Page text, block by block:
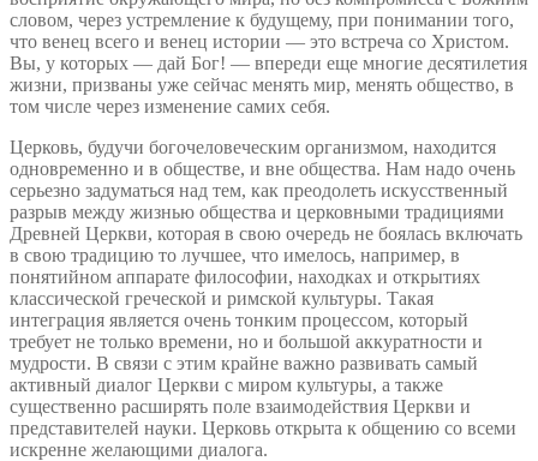
словом, через устремление к будущему, при понимании того,
что венец всего и венец истории — это встреча со Христом.
Вы, у которых — дай Бог! — впереди еще многие десятилетия
жизни, призваны уже сейчас менять мир, менять общество, в
том числе через изменение самих себя.
Церковь, будучи богочеловеческим организмом, находится
одновременно и в обществе, и вне общества. Нам надо очень
серьезно задуматься над тем, как преодолеть искусственный
разрыв между жизнью общества и церковными традициями
Древней Церкви, которая в свою очередь не боялась включать
в свою традицию то лучшее, что имелось, например, в
понятийном аппарате философии, находках и открытиях
классической греческой и римской культуры. Такая
интеграция является очень тонким процессом, который
требует не только времени, но и большой аккуратности и
мудрости. В связи с этим крайне важно развивать самый
активный диалог Церкви с миром культуры, а также
существенно расширять поле взаимодействия Церкви и
представителей науки. Церковь открыта к общению со всеми
искренне желающими диалога.